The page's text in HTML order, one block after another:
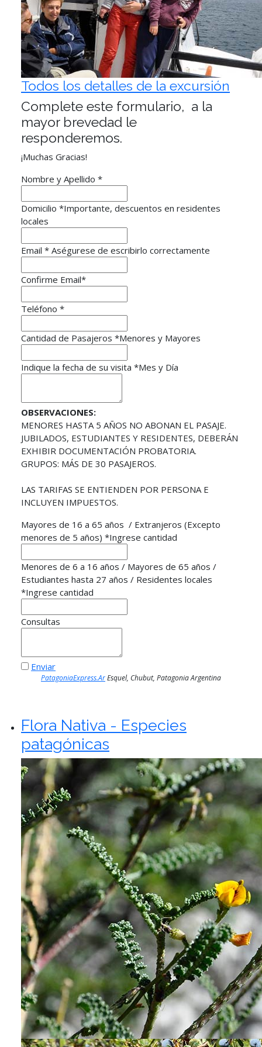
Todos los detalles de la excursión
Complete este formulario, a la
mayor brevedad le
responderemos.
¡Muchas Gracias!
Nombre y Apellido *
Domicilio *Importante, descuentos en residentes
locales
Email * Aségurese de escribirlo correctamente
Confirme Email*
Teléfono *
Cantidad de Pasajeros *Menores y Mayores
Indique la fecha de su visita *Mes y Día
OBSERVACIONES:
MENORES HASTA 5 AÑOS NO ABONAN EL PASAJE.
JUBILADOS, ESTUDIANTES Y RESIDENTES, DEBERÁN
EXHIBIR DOCUMENTACIÓN PROBATORIA.
GRUPOS: MÁS DE 30 PASAJEROS.
LAS TARIFAS SE ENTIENDEN POR PERSONA E
INCLUYEN IMPUESTOS.
Mayores de 16 a 65 años / Extranjeros (Excepto
menores de 5 años) *Ingrese cantidad
Menores de 6 a 16 años / Mayores de 65 años /
Estudiantes hasta 27 años / Residentes locales
*Ingrese cantidad
Consultas
Enviar
PatagoniaExpress.ArEsquel, Chubut, Patagonia Argentina
Flora Nativa - Especies
patagónicas